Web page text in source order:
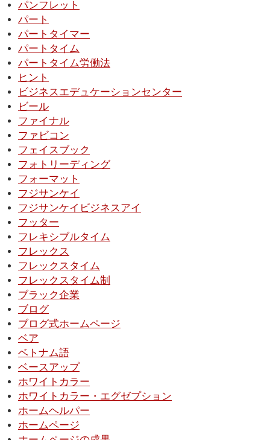
パンフレット
パート
パートタイマー
パートタイム
パートタイム労働法
ヒント
ビジネスエデュケーションセンター
ビール
ファイナル
ファビコン
フェイスブック
フォトリーディング
フォーマット
フジサンケイ
フジサンケイビジネスアイ
フッター
フレキシブルタイム
フレックス
フレックスタイム
フレックスタイム制
ブラック企業
ブログ
ブログ式ホームページ
ベア
ベトナム語
ベースアップ
ホワイトカラー
ホワイトカラー・エグゼプション
ホームヘルパー
ホームページ